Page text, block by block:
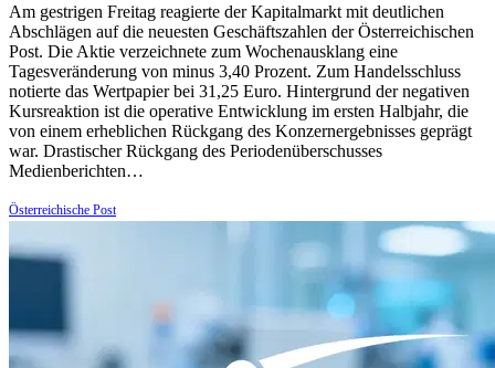
Am gestrigen Freitag reagierte der Kapitalmarkt mit deutlichen
Abschlägen auf die neuesten Geschäftszahlen der Österreichischen
Post. Die Aktie verzeichnete zum Wochenausklang eine
Tagesveränderung von minus 3,40 Prozent. Zum Handelsschluss
notierte das Wertpapier bei 31,25 Euro. Hintergrund der negativen
Kursreaktion ist die operative Entwicklung im ersten Halbjahr, die
von einem erheblichen Rückgang des Konzernergebnisses geprägt
war. Drastischer Rückgang des Periodenüberschusses
Medienberichten…
Österreichische Post